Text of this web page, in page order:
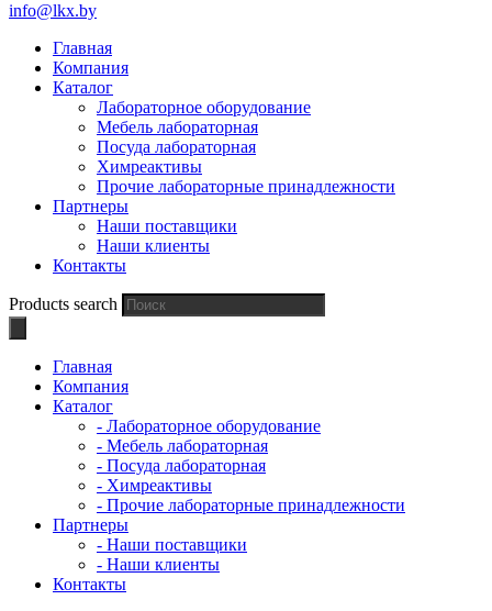
info@lkx.by
Главная
Компания
Каталог
Лабораторное оборудование
Мебель лабораторная
Посуда лабораторная
Химреактивы
Прочие лабораторные принадлежности
Партнеры
Наши поставщики
Наши клиенты
Контакты
Products search
Главная
Компания
Каталог
- Лабораторное оборудование
- Мебель лабораторная
- Посуда лабораторная
- Химреактивы
- Прочие лабораторные принадлежности
Партнеры
- Наши поставщики
- Наши клиенты
Контакты